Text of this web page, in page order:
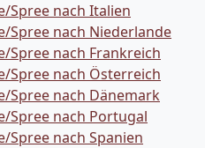
Spree nach Italien
Spree nach Niederlande
Spree nach Frankreich
Spree nach Österreich
Spree nach Dänemark
Spree nach Portugal
Spree nach Spanien